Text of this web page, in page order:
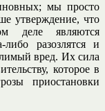
мы просто
утверждение, что
деле являются
разозлятся и
вред. Их сила
которое в
приостановки